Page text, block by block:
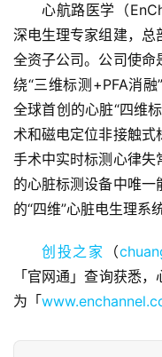
首
页
融
资
报
道
商
察
心航路医学（
深电生理专家组建，总
全资子公司。公司使命
绕“三维标测+PFA消
全球首创的心脏“四维
术和磁电定位非接触式
手术中实时标测心律失
的心脏标测设备中唯一
的“四维”心脏电生理系
创投之家 （
「官网通」查询获悉
为「